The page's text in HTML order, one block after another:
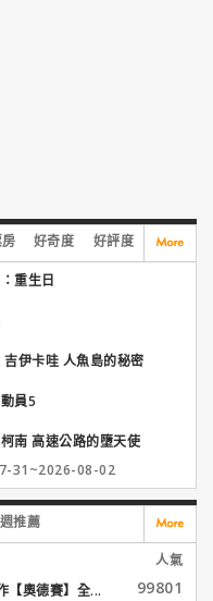
好奇度 好評度
重生日
吉伊卡哇 人魚島的秘密
員5
南 高速公路的墮天使
31~2026-08-02
推薦
人氣
【奧德賽】全...
99801